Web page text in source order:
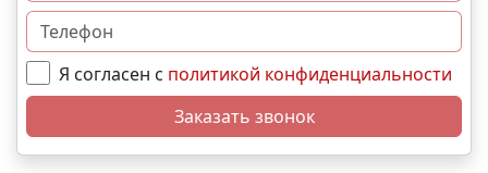
Я согласен с политикой конфиденциальности
Заказать звонок